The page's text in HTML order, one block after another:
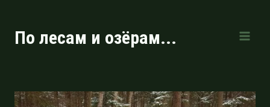
содержимому
По лесам и озёрам...